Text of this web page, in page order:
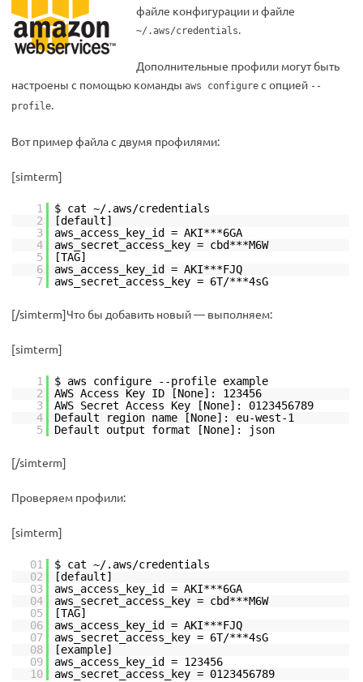
файле конфигурации и файле
~/.aws/credentials.
Дополнительные профили могут быть
настроены с помощью команды aws configure с опцией --
profile.
Вот пример файла с двумя профилями:
[simterm]
1
$ cat ~/.aws/credentials
2
[default]
3
aws_access_key_id = AKI***6GA
4
aws_secret_access_key = cbd***M6W
5
[TAG]
6
aws_access_key_id = AKI***FJQ
7
aws_secret_access_key = 6T/***4sG
[/simterm]Что бы добавить новый — выполняем:
[simterm]
1
$ aws configure --profile example
2
AWS Access Key ID [None]: 123456
3
AWS Secret Access Key [None]: 0123456789
4
Default region name [None]: eu-west-1
5
Default output format [None]: json
[/simterm]
Проверяем профили:
[simterm]
01
$ cat ~/.aws/credentials
02
[default]
03
aws_access_key_id = AKI***6GA
04
aws_secret_access_key = cbd***M6W
05
[TAG]
06
aws_access_key_id = AKI***FJQ
07
aws_secret_access_key = 6T/***4sG
08
[example]
09
aws_access_key_id = 123456
10
aws_secret_access_key = 0123456789